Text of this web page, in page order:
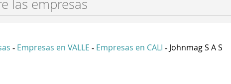
- Empresas en VALLE - Empresas en CALI - Johnmag S A S